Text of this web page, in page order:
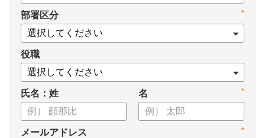
・身につけるべき7つのフレームワーク
・ミドルマネジメント推進上の人事課題
*
部署区分
役職
氏名：姓 *
名
*
メールアドレス